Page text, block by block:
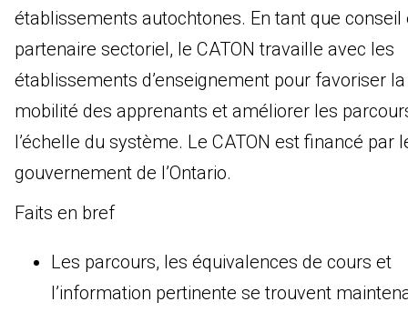
établissements autochtones. En tant que conseil
partenaire sectoriel, le CATON travaille avec les
établissements d’enseignement pour favoriser la
mobilité des apprenants et améliorer les
l’échelle du système. Le CATON est financé par
gouvernement de l’Ontario.
Faits en bref
Les parcours, les équivalences de cours et
l’information pertinente se trouvent